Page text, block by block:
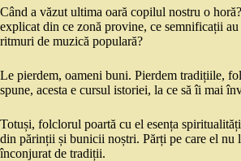
Când a văzut ultima oară copilul nostru o
explicat din ce zonă provine, ce semnificații au
ritmuri de muzică populară?
Le pierdem, oameni buni. Pierdem tradițiile,
spune, acesta e cursul istoriei, la ce să îi mai
Totuși, folclorul poartă cu el esența
din părinții și bunicii noștri. Părți pe care el nu
înconjurat de tradiții.